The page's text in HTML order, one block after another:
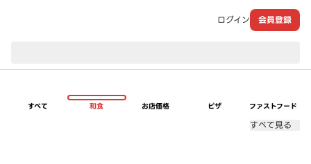
ログイン 会員登録
すべて 和食 お店価格 ピザ ファストフード
すべて見る